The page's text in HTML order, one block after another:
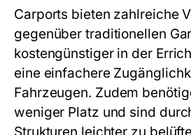
Carports bieten zahlreiche
gegenüber traditionellen
kostengünstiger in der
eine einfachere
Fahrzeugen. Zudem
weniger Platz und sind